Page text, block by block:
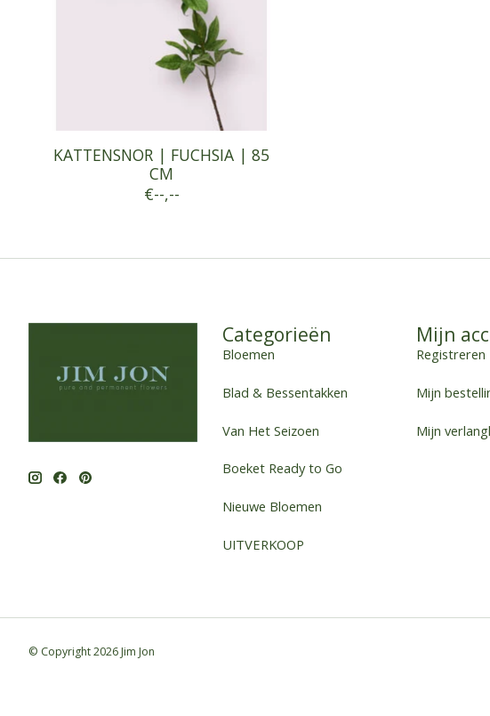
KATTENSNOR | FUCHSIA | 85
CM
€--,--
Categorieën
Bloemen
Blad & Bessentakken
Van Het Seizoen
Boeket Ready to Go
Nieuwe Bloemen
UITVERKOOP
Mijn
Registreren
Mijn
Mijn
© Copyright 2026 Jim Jon